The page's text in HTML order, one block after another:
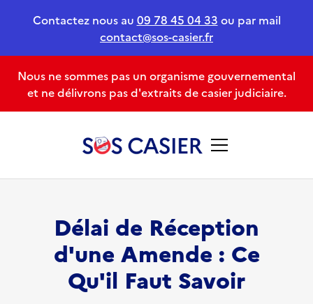
Contactez nous au 09 78 45 04 33 ou par mail
contact@sos-casier.fr
Nous ne sommes pas un organisme gouvernemental
et ne délivrons pas d'extraits de casier judiciaire.
Délai de Réception
d'une Amende : Ce
Qu'il Faut Savoir